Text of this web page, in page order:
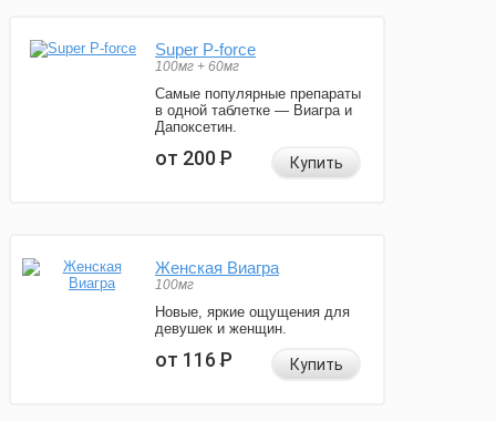
Super P-force
100мг + 60мг
Самые популярные препараты
в одной таблетке — Виагра и
Дапоксетин.
от 200Р Купить
Женская Виагра
100мг
Новые, яркие ощущения для
девушек и женщин.
от 116Р Купить